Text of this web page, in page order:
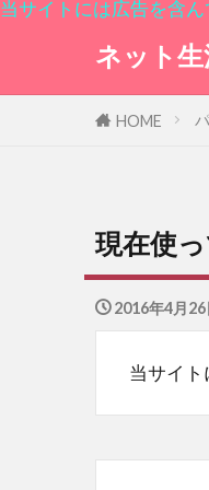
当サイトには広告を含ん
ネット
HOME
現在使
2016年4月26
当サイト